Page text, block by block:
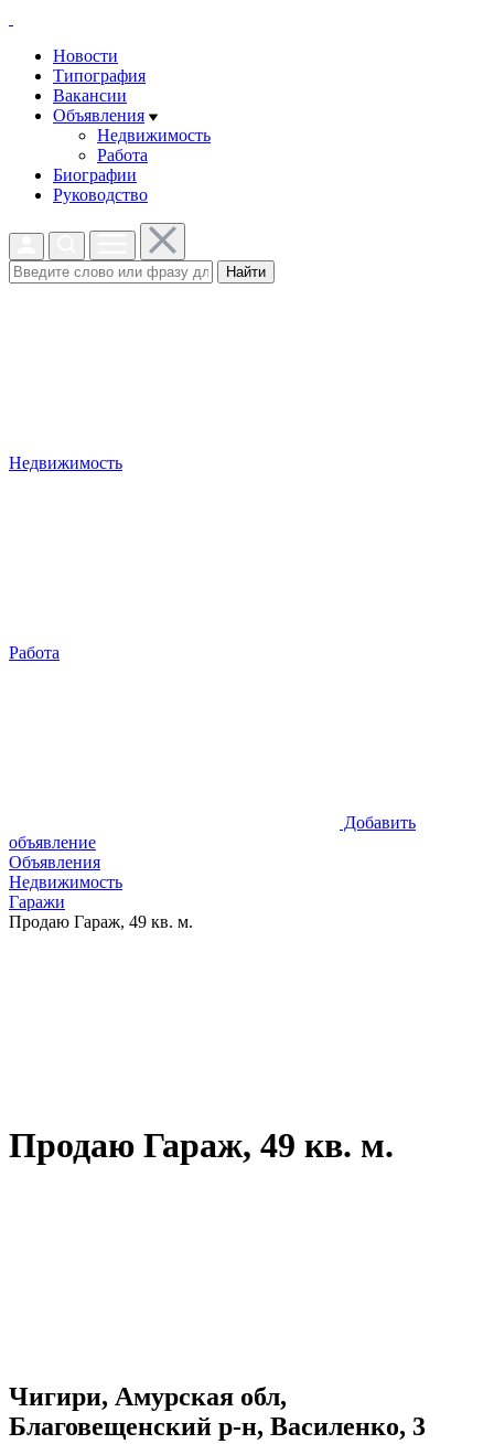
Новости
Типография
Вакансии
Объявления
Недвижимость
Работа
Биографии
Руководство
Найти
Недвижимость
Работа
Добавить
объявление
Объявления
Недвижимость
Гаражи
Продаю Гараж, 49 кв. м.
Продаю Гараж, 49 кв. м.
Чигири, Амурская обл,
Благовещенский р-н, Василенко, 3